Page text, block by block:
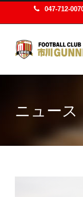
047-712-
ニュー